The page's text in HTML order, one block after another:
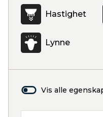
Hastighet
Lynne
Vis alle